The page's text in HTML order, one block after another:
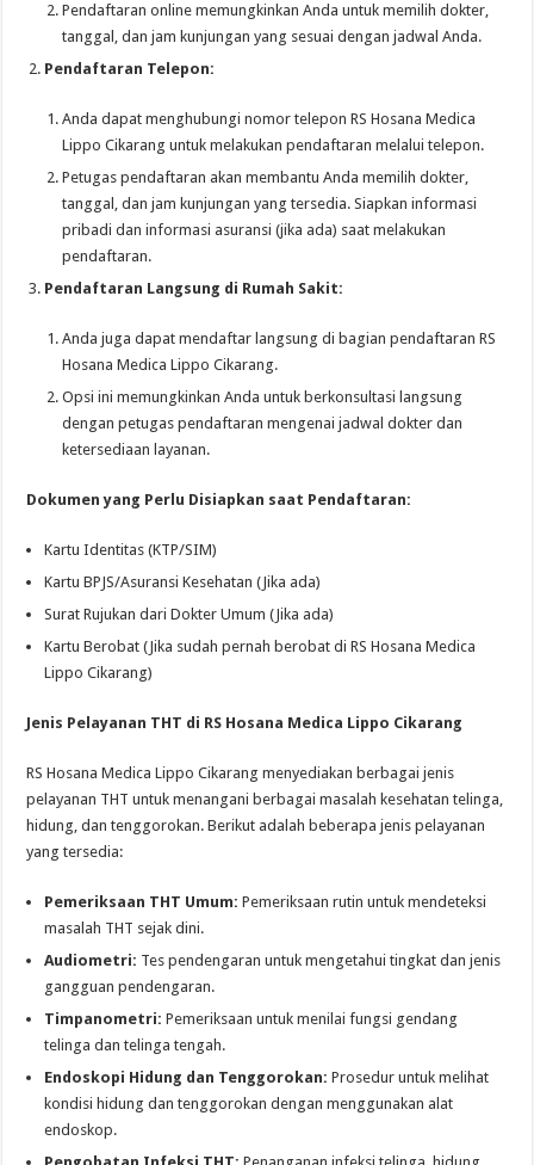
Pendaftaran online memungkinkan Anda untuk memilih dokter,
tanggal, dan jam kunjungan yang sesuai dengan jadwal Anda.
Pendaftaran Telepon:
Anda dapat menghubungi nomor telepon RS Hosana Medica
Lippo Cikarang untuk melakukan pendaftaran melalui telepon.
Petugas pendaftaran akan membantu Anda memilih dokter,
tanggal, dan jam kunjungan yang tersedia. Siapkan informasi
pribadi dan informasi asuransi (jika ada) saat melakukan
pendaftaran.
Pendaftaran Langsung di Rumah Sakit:
Anda juga dapat mendaftar langsung di bagian pendaftaran RS
Hosana Medica Lippo Cikarang.
Opsi ini memungkinkan Anda untuk berkonsultasi langsung
dengan petugas pendaftaran mengenai jadwal dokter dan
ketersediaan layanan.
Dokumen yang Perlu Disiapkan saat Pendaftaran:
Kartu Identitas (KTP/SIM)
Kartu BPJS/Asuransi Kesehatan (Jika ada)
Surat Rujukan dari Dokter Umum (Jika ada)
Kartu Berobat (Jika sudah pernah berobat di RS Hosana Medica
Lippo Cikarang)
Jenis Pelayanan THT di RS Hosana Medica Lippo Cikarang
RS Hosana Medica Lippo Cikarang menyediakan berbagai jenis
pelayanan THT untuk menangani berbagai masalah kesehatan telinga,
hidung, dan tenggorokan. Berikut adalah beberapa jenis pelayanan
yang tersedia:
Pemeriksaan THT Umum: Pemeriksaan rutin untuk mendeteksi
masalah THT sejak dini.
Audiometri: Tes pendengaran untuk mengetahui tingkat dan jenis
gangguan pendengaran.
Timpanometri: Pemeriksaan untuk menilai fungsi gendang
telinga dan telinga tengah.
Endoskopi Hidung dan Tenggorokan: Prosedur untuk melihat
kondisi hidung dan tenggorokan dengan menggunakan alat
endoskop.